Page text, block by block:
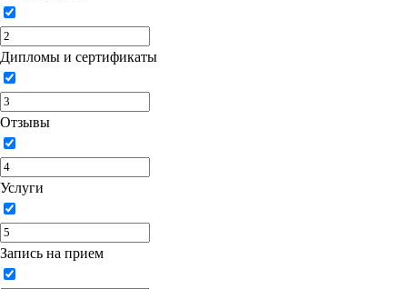
Дипломы и сертификаты
Отзывы
Услуги
Запись на прием